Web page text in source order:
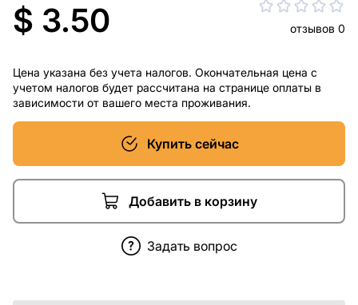
$ 3.50 отзывов 0
Цена указана без учета налогов. Окончательная цена с
учетом налогов будет рассчитана на странице оплаты в
зависимости от вашего места проживания.
Купить сейчас
Добавить в корзину
Задать вопрос